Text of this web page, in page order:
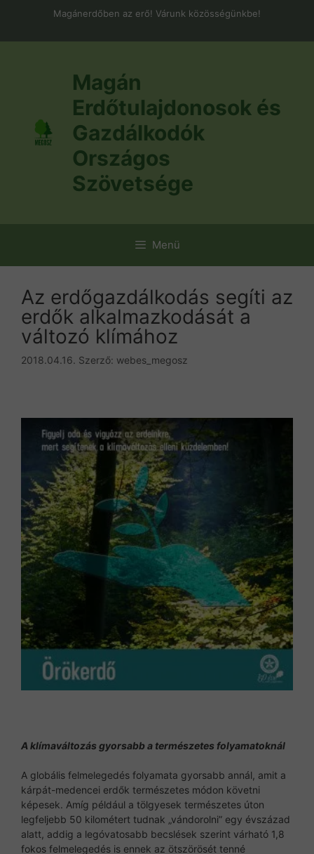
Magánerdőben az erő! Várunk közösségünkbe!
Magán
Erdőtulajdonosok és
Gazdálkodók
Országos
Szövetsége
Menü
Az erdőgazdálkodás segíti az
erdők alkalmazkodását a
változó klímához
2018.04.16. Szerző: webes_megosz
A klímaváltozás gyorsabb a természetes folyamatoknál
A globális felmelegedés folyamata gyorsabb annál, amit a
kárpát-medencei erdők természetes módon követni
képesek. Amíg például a tölgyesek természetes úton
legfeljebb 50 kilométert tudnak „vándorolni” egy évszázad
alatt, addig a legóvatosabb becslések szerint várható 1,8
fokos felmelegedés is ennek az ötszörösét tenné